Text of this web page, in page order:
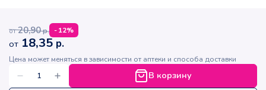
от 20,90р. -12%
от 18,35 р.
Цена может меняться в зависимости от аптеки и способа доставки
В корзину